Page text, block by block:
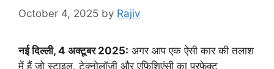
October 4, 2025 by Rajiv
नई दिल्ली, 4 अक्टूबर 2025: अगर आप एक ऐसी कार की तलाश
में हैं जो स्टाइल, टेक्नोलॉजी और एफिशिएंसी का परफेक्ट